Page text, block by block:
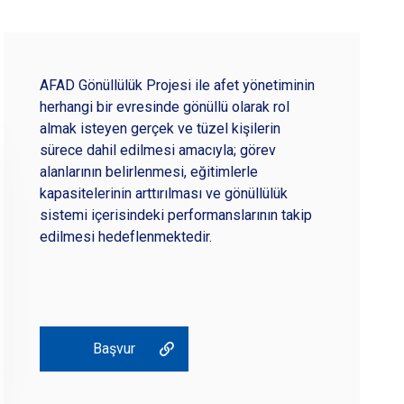
AFAD Gönüllülük Projesi ile afet yönetiminin
herhangi bir evresinde gönüllü olarak rol
almak isteyen gerçek ve tüzel kişilerin
sürece dahil edilmesi amacıyla; görev
alanlarının belirlenmesi, eğitimlerle
kapasitelerinin arttırılması ve gönüllülük
sistemi içerisindeki performanslarının takip
edilmesi hedeflenmektedir.
Başvur